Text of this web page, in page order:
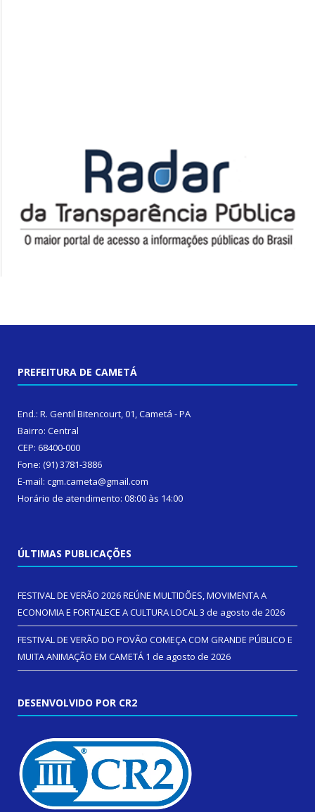
PREFEITURA DE CAMETÁ
End.: R. Gentil Bitencourt, 01, Cametá - PA
Bairro: Central
CEP: 68400-000
Fone: (91) 3781-3886
E-mail: cgm.cameta@gmail.com
Horário de atendimento: 08:00 às 14:00
ÚLTIMAS PUBLICAÇÕES
FESTIVAL DE VERÃO 2026 REÚNE MULTIDÕES, MOVIMENTA A
ECONOMIA E FORTALECE A CULTURA LOCAL3 de agosto de 2026
FESTIVAL DE VERÃO DO POVÃO COMEÇA COM GRANDE PÚBLICO E
MUITA ANIMAÇÃO EM CAMETÁ 1 de agosto de 2026
DESENVOLVIDO POR CR2